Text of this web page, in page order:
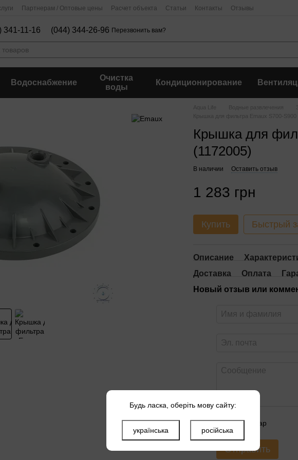
Партнерам / Оптовые цены Расчет объекта Статьи Контакты Отзывы
341-11-16 (044) 344-26-96 Перезвонить вам?
Водоснабжение
Очистка
воды
Кондиционирование
Aqua Life Водные развлечения
Крышка для фильтра Emaux S700-S900
Крышка для
(1172005)
В наличии Оставить отзыв
1 283 грн
Купить Быстрый
Описание
Доставка
Оплата
Новый отзыв или
Оцените товар
Отправить
Будь ласка, оберіть мову сайту:
українська російська